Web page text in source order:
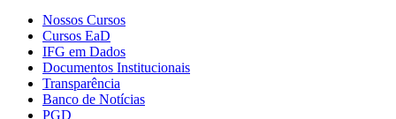
Nossos Cursos
Cursos EaD
IFG em Dados
Documentos Institucionais
Transparência
Banco de Notícias
PGD